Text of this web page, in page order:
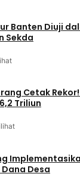
Banten Diuji
Sekda
Cetak
Triliun
Desa